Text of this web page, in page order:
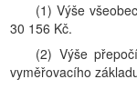
(1) Výše
30 156 Kč.
(2) Výše
vyměřovacího